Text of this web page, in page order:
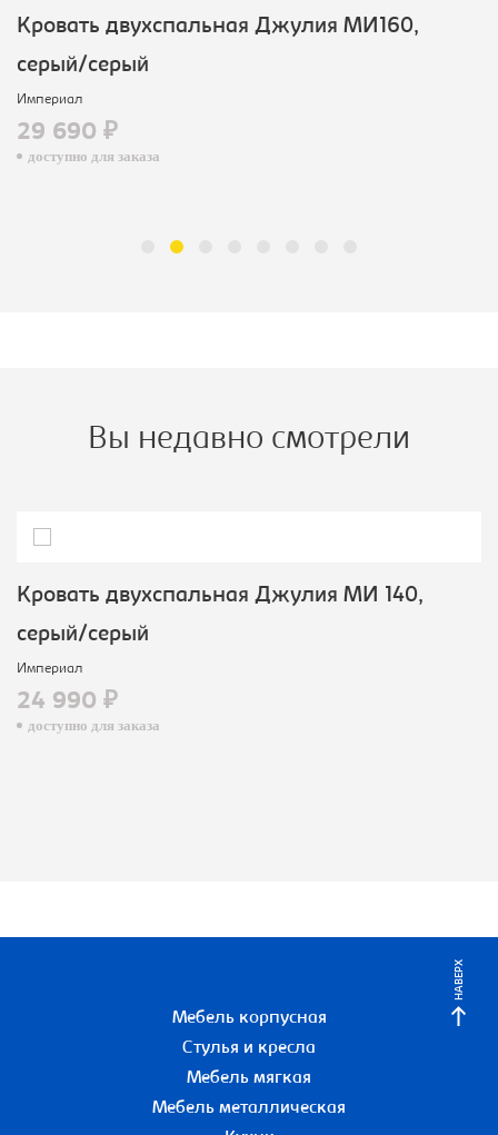
Кровать двухспальная Джулия МИ160,
серый/серый
Империал
29 690 ₽
доступно для заказа
Вы недавно смотрели
Кровать двухспальная Джулия МИ 140,
серый/серый
Империал
24 990 ₽
доступно для заказа
НАВЕРХ
Мебель корпусная
Стулья и кресла
Мебель мягкая
Мебель металлическая